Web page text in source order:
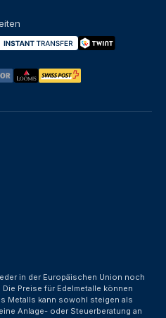
in der Europäischen Union noch
Preise für Edelmetalle können
Metalls kann sowohl steigen als
Anlage- oder Steuerberatung an